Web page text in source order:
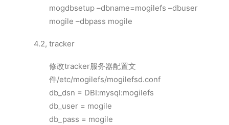
mogdbsetup –dbname=mogilefs –dbuser
mogile –dbpass mogile
4.2, tracker
修改tracker服务器配置文
件/etc/mogilefs/mogilefsd.conf
db_dsn = DBI:mysql:mogilefs
db_user = mogile
db_pass = mogile